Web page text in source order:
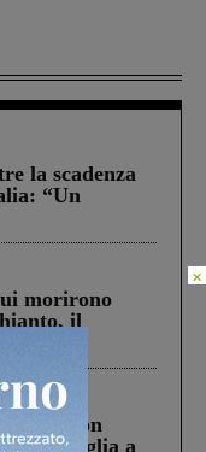
la scadenza
“Un
morirono
il
Castiglion
la figlia a
×